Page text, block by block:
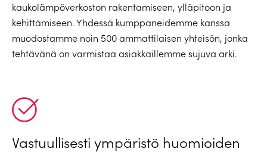
kaukolämpöverkoston rakentamiseen, ylläpitoon ja
kehittämiseen. Yhdessä kumppaneidemme kanssa
muodostamme noin 500 ammattilaisen yhteisön, jonka
tehtävänä on varmistaa asiakkaillemme sujuva arki.
Vastuullisesti ympäristö huomioiden